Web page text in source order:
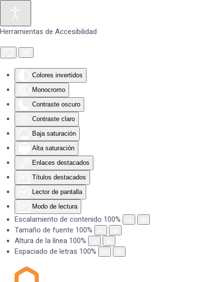
Herramientas de Accesibilidad
Colores invertidos
Monocromo
Contraste oscuro
Contraste claro
Baja saturación
Alta saturación
Enlaces destacados
Títulos destacados
Lector de pantalla
Modo de lectura
Escalamiento de contenido 100%
Tamaño de fuente 100%
Altura de la línea 100%
Espaciado de letras 100%
Skip to main content